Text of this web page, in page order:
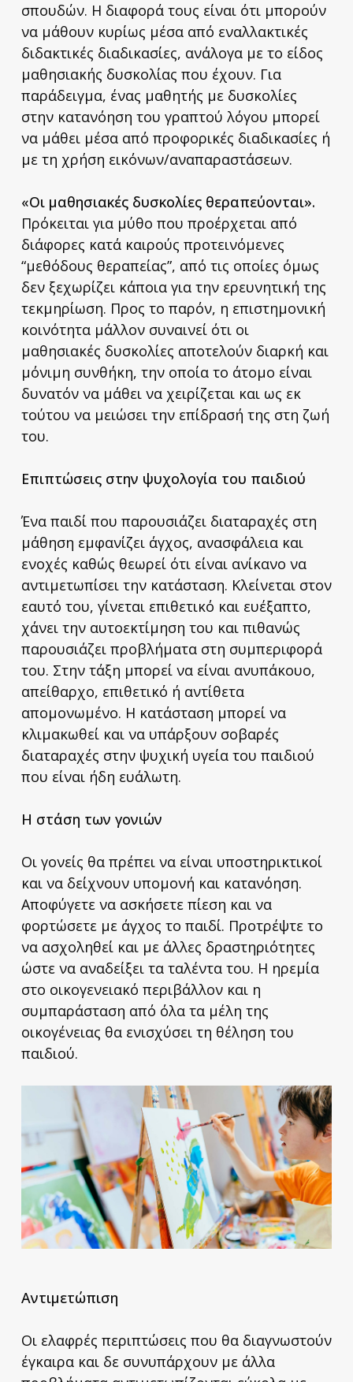
σπουδών. Η διαφορά τους είναι ότι μπορούν
να μάθουν κυρίως μέσα από εναλλακτικές
διδακτικές διαδικασίες, ανάλογα με το είδος
μαθησιακής δυσκολίας που έχουν. Για
παράδειγμα, ένας μαθητής με δυσκολίες
στην κατανόηση του γραπτού λόγου μπορεί
να μάθει μέσα από προφορικές διαδικασίες ή
με τη χρήση εικόνων/αναπαραστάσεων.
«Οι μαθησιακές δυσκολίες θεραπεύονται».
Πρόκειται για μύθο που προέρχεται από
διάφορες κατά καιρούς προτεινόμενες
“μεθόδους θεραπείας”, από τις οποίες όμως
δεν ξεχωρίζει κάποια για την ερευνητική της
τεκμηρίωση. Προς το παρόν, η επιστημονική
κοινότητα μάλλον συναινεί ότι οι
μαθησιακές δυσκολίες αποτελούν διαρκή και
μόνιμη συνθήκη, την οποία το άτομο είναι
δυνατόν να μάθει να χειρίζεται και ως εκ
τούτου να μειώσει την επίδρασή της στη ζωή
του.
Επιπτώσεις στην ψυχολογία του παιδιού
Ένα παιδί που παρουσιάζει διαταραχές στη
μάθηση εμφανίζει άγχος, ανασφάλεια και
ενοχές καθώς θεωρεί ότι είναι ανίκανο να
αντιμετωπίσει την κατάσταση. Κλείνεται στον
εαυτό του, γίνεται επιθετικό και ευέξαπτο,
χάνει την αυτοεκτίμηση του και πιθανώς
παρουσιάζει προβλήματα στη συμπεριφορά
του. Στην τάξη μπορεί να είναι ανυπάκουο,
απείθαρχο, επιθετικό ή αντίθετα
απομονωμένο. Η κατάσταση μπορεί να
κλιμακωθεί και να υπάρξουν σοβαρές
διαταραχές στην ψυχική υγεία του παιδιού
που είναι ήδη ευάλωτη.
Η στάση των γονιών
Οι γονείς θα πρέπει να είναι υποστηρικτικοί
και να δείχνουν υπομονή και κατανόηση.
Αποφύγετε να ασκήσετε πίεση και να
φορτώσετε με άγχος το παιδί. Προτρέψτε το
να ασχοληθεί και με άλλες δραστηριότητες
ώστε να αναδείξει τα ταλέντα του. Η ηρεμία
στο οικογενειακό περιβάλλον και η
συμπαράσταση από όλα τα μέλη της
οικογένειας θα ενισχύσει τη θέληση του
παιδιού.
Αντιμετώπιση
Οι ελαφρές περιπτώσεις που θα διαγνωστούν
έγκαιρα και δε συνυπάρχουν με άλλα